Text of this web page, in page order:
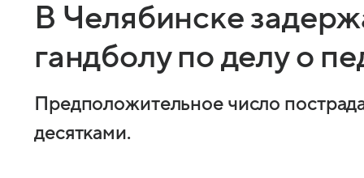
В Челябинске
гандболу по делу о
Предположительное число
десятками.